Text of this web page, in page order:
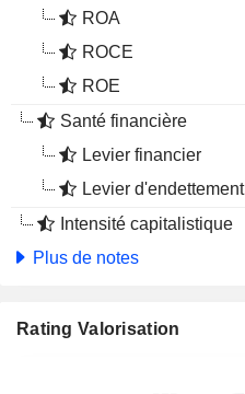
ROA
ROCE
ROE
Santé financière
Levier financier
Levier d'endettement
Intensité capitalistique
Plus de notes
Rating Valorisation